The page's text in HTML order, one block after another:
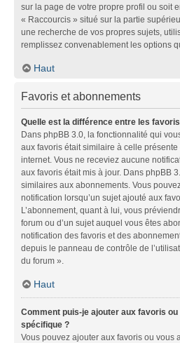
sur la page de votre propre profil ou soit
« Raccourcis » situé sur la partie
une recherche de vos propres sujets,
remplissez convenablement les options
Haut
Favoris et abonnements
Quelle est la différence entre les
Dans phpBB 3.0, la fonctionnalité qui
aux favoris était similaire à celle
internet. Vous ne receviez aucune
aux favoris était mis à jour. Dans phpBB
similaires aux abonnements. Vous
notification lorsqu’un sujet ajouté aux
L’abonnement, quant à lui, vous
forum ou d’un sujet auquel vous êtes
notification des favoris et des
depuis le panneau de contrôle de
du forum ».
Haut
Comment puis-je ajouter aux favoris ou
spécifique ?
Vous pouvez ajouter aux favoris ou vous